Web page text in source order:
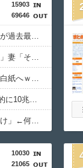
15903
69646
スマホゲー業界、終わりの始まり…倒産件数が過去最多ペース「数億円かけても爆ﾀﾋ」
ひろゆき「出馬する気ないから話さなかった」妻「それでも不誠実だろ」→離婚協議へｗｗｗｗｗ
佐藤二朗、橋本愛との騒動で主演映画が完全白紙へｗｗｗｗｗ
防衛費、過去最大の8.9兆円へ →政府「最終的に10兆円規模になる可能性」
高市総理、被爆体験者と面会するも「握手だけ」←何のために会うんだよ…
10030
21065